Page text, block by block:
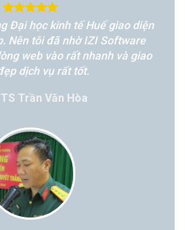
Đại học kinh tế Huế giao diện
Nên tôi đã nhờ IZI Software
web vào rất nhanh và giao
dịch vụ rất tốt.
TS Trần Văn Hòa